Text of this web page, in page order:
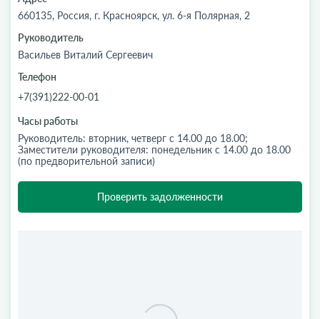
660135, Россия, г. Красноярск, ул. 6-я Полярная, 2
Руководитель
Васильев Виталий Сергеевич
Телефон
+7(391)222-00-01
Часы работы
Руководитель: вторник, четверг с 14.00 до 18.00;
Заместители руководителя: понедельник с 14.00 до 18.00
(по предворительной записи)
Проверить задолженности